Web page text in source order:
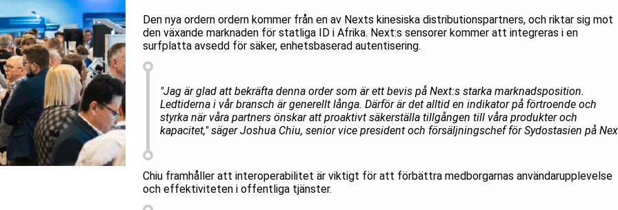
Den nya ordern ordern kommer från en av Nexts kinesiska distributionspartners, och riktar sig mot
den växande marknaden för statliga ID i Afrika. Next:s sensorer kommer att integreras i en
surfplatta avsedd för säker, enhetsbaserad autentisering.
"Jag är glad att bekräfta denna order som är ett bevis på Next:s starka marknadsposition.
Ledtiderna i vår bransch är generellt långa. Därför är det alltid en indikator på förtroende och
styrka när våra partners önskar att proaktivt säkerställa tillgången till våra produkter och
kapacitet," säger Joshua Chiu, senior vice president och försäljningschef för Sydostasien på
Chiu framhåller att interoperabilitet är viktigt för att förbättra medborgarnas användarupplevelse
och effektiviteten i offentliga tjänster.